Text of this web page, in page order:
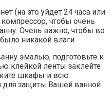
(на это уйдет 24 часа или
чтобы очень
Очень важно, чтобы во
никакой влаги.
эмалью, подготовьте к
клейкой ленты заклейте
шкафы и всю
для защиты Вашей ванной